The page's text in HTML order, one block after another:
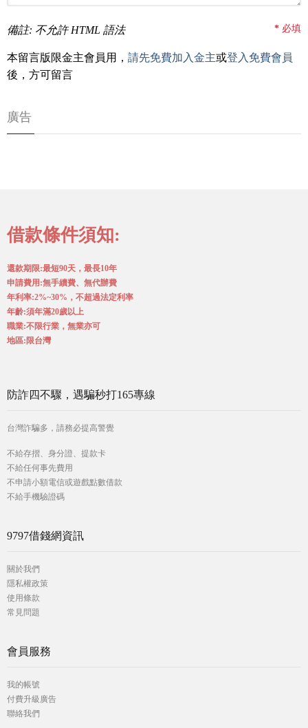
備註: 不允許 HTML 語法 * 必填
本留言版限金主會員用， 請先免費加入金主或登入免費會員
後，方可留言
廣告
借款條件須知:
還款期限:最短90天，最長10年
申請費用:無手續費、無代辦費
年利率:2%~30%，不超過法定利率
年齡:須年滿20歲以上
職業:不限行業，無業亦可
地區:限台灣
防詐四不驟，遇騙秒打165專線
台灣詐騙多，請務必提高警覺
不給存摺、身分證、提款卡
不給任何事先費用
不申請小額電信或遊戲點數借款
不給手機驗證碼
9797借錢網資訊
關於我們
隱私權政策
使用條款
常見問題
會員服務
我的帳號
付費升級廣告
聯絡我們